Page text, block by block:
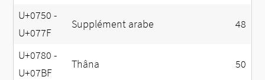
U+0750 -
U+077F
Supplément arabe 48
U+0780 -
U+07BF
Thâna 50